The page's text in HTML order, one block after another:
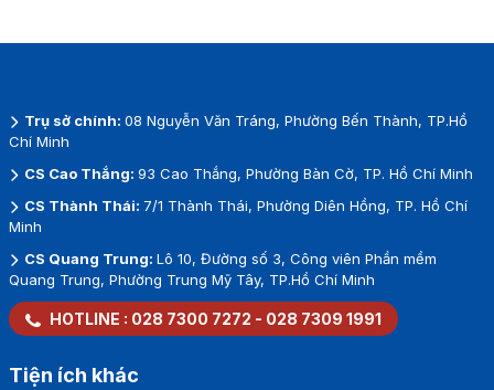
Trụ sở chính: 08 Nguyễn Văn Tráng, Phường Bến Thành, TP.Hồ
Chí Minh
CS Cao Thắng: 93 Cao Thắng, Phường Bàn Cờ, TP. Hồ Chí Minh
CS Thành Thái: 7/1 Thành Thái, Phường Diên Hồng, TP. Hồ Chí
Minh
CS Quang Trung: Lô 10, Đường số 3, Công viên Phần mềm
Quang Trung, Phường Trung Mỹ Tây, TP.Hồ Chí Minh
HOTLINE : 028 7300 7272 - 028 7309 1991
Tiện ích khác